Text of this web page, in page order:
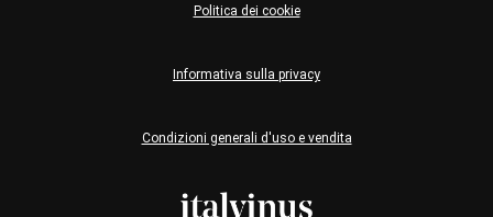
Condizioni generali d'uso e vendita
Informativa sulla privacy
Politica dei cookie